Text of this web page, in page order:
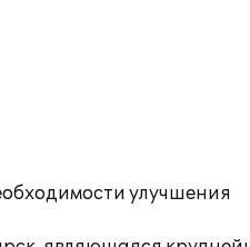
улучшения